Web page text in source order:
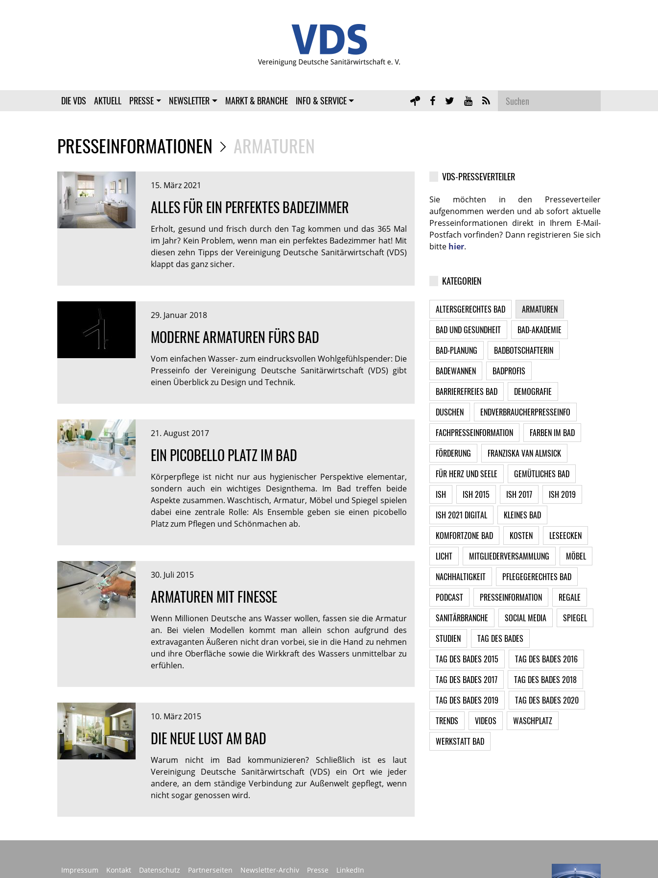
DIE VDS AKTUELL PRESSE NEWSLETTER MARKT & BRANCHE INFO & SERVICE
PRESSEINFORMATIONEN ARMATUREN
15. März 2021
ALLES FÜR EIN PERFEKTES BADEZIMMER
Erholt, gesund und frisch durch den Tag kommen und das 365 Mal
im Jahr? Kein Problem, wenn man ein perfektes Badezimmer hat! Mit
diesen zehn Tipps der Vereinigung Deutsche Sanitärwirtschaft (VDS)
klappt das ganz sicher.
29. Januar 2018
MODERNE ARMATUREN FÜRS BAD
Vom einfachen Wasser- zum eindrucksvollen Wohlgefühlspender: Die
Presseinfo der Vereinigung Deutsche Sanitärwirtschaft (VDS) gibt
einen Überblick zu Design und Technik.
21. August 2017
EIN PICOBELLO PLATZ IM BAD
Körperpflege ist nicht nur aus hygienischer Perspektive elementar,
sondern auch ein wichtiges Designthema. Im Bad treffen beide
Aspekte zusammen. Waschtisch, Armatur, Möbel und Spiegel spielen
dabei eine zentrale Rolle: Als Ensemble geben sie einen picobello
Platz zum Pflegen und Schönmachen ab.
30. Juli 2015
ARMATUREN MIT FINESSE
Wenn Millionen Deutsche ans Wasser wollen, fassen sie die Armatur
an. Bei vielen Modellen kommt man allein schon aufgrund des
extravaganten Äußeren nicht dran vorbei, sie in die Hand zu nehmen
und ihre Oberfläche sowie die Wirkkraft des Wassers unmittelbar zu
erfühlen.
10. März 2015
DIE NEUE LUST AM BAD
Warum nicht im Bad kommunizieren? Schließlich ist es laut
Vereinigung Deutsche Sanitärwirtschaft (VDS) ein Ort wie jeder
andere, an dem ständige Verbindung zur Außenwelt gepflegt, wenn
nicht sogar genossen wird.
VDS-PRESSEVERTEILER
Sie möchten in den Presseverteiler
aufgenommen werden und ab sofort aktuelle
Presseinformationen direkt in Ihrem E-Mail-
Postfach vorfinden? Dann registrieren Sie sich
bitte hier.
KATEGORIEN
ALTERSGERECHTES BAD
ARMATUREN
BAD UND GESUNDHEIT
BAD-AKADEMIE
BAD-PLANUNG
BADBOTSCHAFTERIN
BADEWANNEN
BADPROFIS
BARRIEREFREIES BAD
DEMOGRAFIE
DUSCHEN
ENDVERBRAUCHERPRESSEINFO
FACHPRESSEINFORMATION
FARBEN IM BAD
FÖRDERUNG
FRANZISKA VAN ALMSICK
FÜR HERZ UND SEELE
GEMÜTLICHES BAD
ISH
ISH 2015 ISH 2017
ISH 2019
ISH 2021 DIGITAL
KLEINES BAD
KOMFORTZONE BAD
KOSTEN
LESEECKEN
LICHT
MITGLIEDERVERSAMMLUNG
MÖBEL
NACHHALTIGKEIT
PFLEGEGERECHTES BAD
PODCAST
PRESSEINFORMATION
REGALE
SANITÄRBRANCHE
SOCIAL MEDIA
SPIEGEL
STUDIEN
TAG DES BADES
TAG DES BADES 2015
TAG DES BADES 2016
TAG DES BADES 2017
TAG DES BADES 2018
TAG DES BADES 2019
TAG DES BADES 2020
TRENDS
VIDEOS
WASCHPLATZ
WERKSTATT BAD
Impressum Kontakt Datenschutz Partnerseiten Newsletter-Archiv Presse LinkedIn